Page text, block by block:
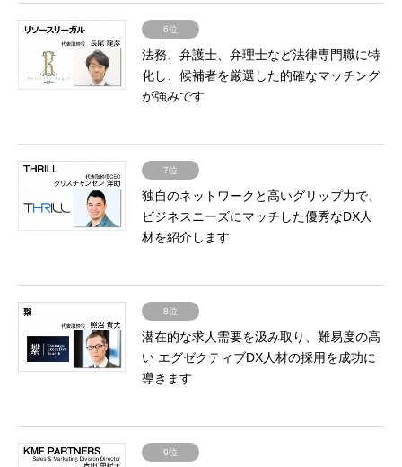
6位
法務、弁護士、弁理士など法律専門職に特
化し、候補者を厳選した的確なマッチング
が強みです
7位
独自のネットワークと高いグリップ力で、
ビジネスニーズにマッチした優秀なDX人
材を紹介します
8位
潜在的な求人需要を汲み取り、難易度の高
い エグゼクティブDX人材の採用を成功に
導きます
9位